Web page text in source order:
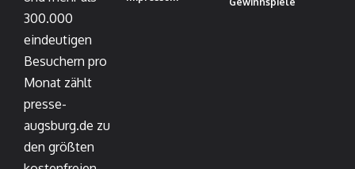
300.000
eindeutigen
Besuchern pro
Monat zählt
presse-
augsburg.de zu
den größten